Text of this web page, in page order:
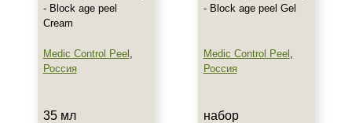
- Block age peel
Cream
Medic Control Peel ,
Россия
35 мл
- Block age peel Gel
Medic Control Peel ,
Россия
набор